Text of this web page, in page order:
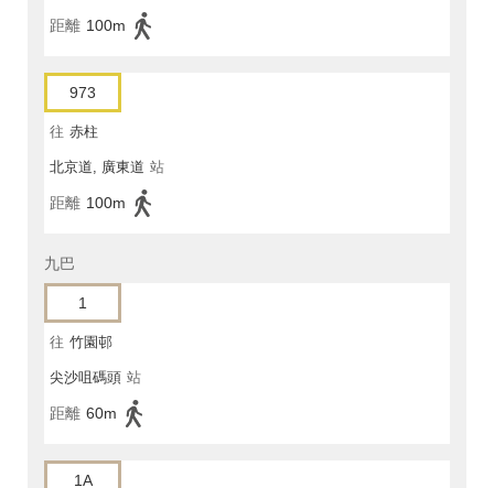
距離 100m
973
往 赤柱
北京道, 廣東道 站
距離 100m
九巴
1
往 竹園邨
尖沙咀碼頭 站
距離 60m
1A